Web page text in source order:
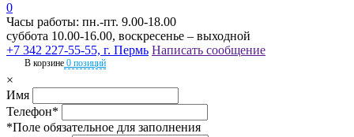
0
Часы работы: пн.-пт. 9.00-18.00
суббота 10.00-16.00, воскресенье – выходной
+7 342 227-55-55, г. Пермь Написать сообщение
В корзине 0 позиций
×
Имя
Телефон*
*Поле обязательное для заполнения